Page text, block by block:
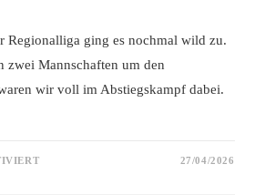
Regionalliga ging es nochmal wild zu.
zwei Mannschaften um den
wir voll im Abstiegskampf dabei.
FÜR
27/04/2026